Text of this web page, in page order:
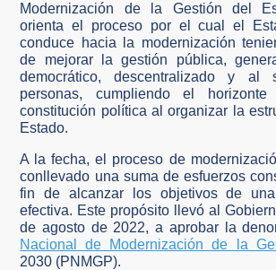
Modernización de la Gestión del
orienta el proceso por el cual el
conduce hacia la modernización
de mejorar la gestión pública,
democrático, descentralizado y al
personas, cumpliendo el
constitución política al organizar la
Estado.
A la fecha, el proceso de
conllevado una suma de esfuerzos
fin de alcanzar los objetivos de una
efectiva. Este propósito llevó al
de agosto de 2022, a aprobar la
Nacional de Modernización de la
2030 (PNMGP).